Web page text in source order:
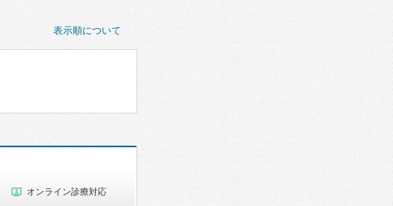
表示順について
オンライン診療対応